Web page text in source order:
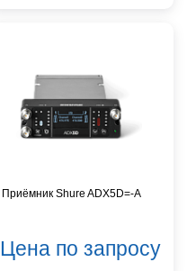
Приёмник Shure ADX5D=-A
Цена по запросу